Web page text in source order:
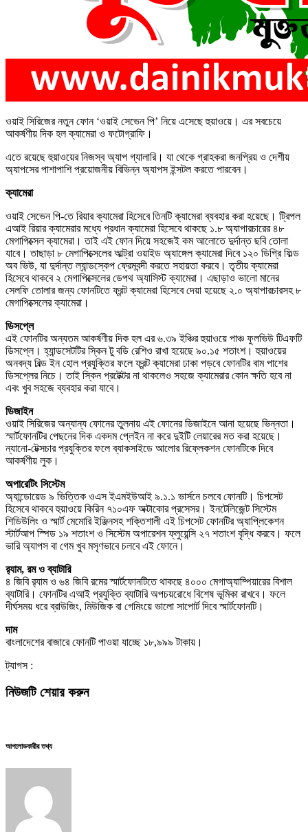
ওয়াই সিরিজের নতুন ফোন ‘ওয়াই সেভেন পি’ নিয়ে এসেছে হুয়াওয়ে। এর সবচেয়ে
আকর্ষণীয় দিক হল ক্যামেরা ও ফটোগ্রাফি।
এতে রয়েছে হুয়াওয়ের নিজস্ব অ্যাপ গ্যালারি। যা থেকে গ্রাহকরা জনপ্রিয় ও দেশীয়
অ্যাপসের পাশাপাশি প্রয়োজনীয় বিভিন্ন অ্যাপস ইন্সটল করতে পারবেন।
ক্যামেরা
ওয়াই সেভেন পি-তে রিয়ার ক্যামেরা হিসেবে তিনটি ক্যামেরা ব্যবহার করা হয়েছে। ট্রিপল
এআই রিয়ার ক্যামেরার মধ্যে প্রধান ক্যামেরা হিসেবে থাকছে ১.৮ অ্যাপারচারের ৪৮
মেগাপিক্সেল ক্যামেরা। তাই এই ফোন দিয়ে সহজেই কম আলোতে দুর্দান্ত ছবি তোলা
যাবে। তাছাড়া ৮ মেগাপিক্সেলের আল্ট্রা ওয়াইড অ্যাঙ্গেল ক্যামেরা দিবে ১২০ ডিগ্রি ফিল্ড
অব ভিউ, যা দুর্দান্ত ল্যান্ডস্কেপ ফ্রেমবন্দী করতে সহায়তা করবে। তৃতীয় ক্যামেরা
হিসেবে থাকবে ২ মেগাপিক্সেলের ডেপথ অ্যাসিস্ট ক্যামেরা। এছাড়াও ভালো মানের
সেলফি তোলার জন্য ফোনটিতে ফ্রন্ট ক্যামেরা হিসেবে দেয়া হয়েছে ২.০ অ্যাপারচারসহ ৮
মেগাপিক্সেলের ক্যামেরা।
ডিসপ্লে
এই ফোনটির অন্যতম আকর্ষণীয় দিক হল এর ৬.৩৯ ইঞ্চির হুয়াওয়ে পাঞ্চ ফুলভিউ টিএফটি
ডিসপ্লে। হ্যান্ডসেটটির স্কিন টু বডি রেশিও রাখা হয়েছে ৯০.১৫ শতাংশ। হুয়াওয়ের
অনবদ্য বিল্ড ইন হোল প্রযুক্তির ফলে ফ্রন্ট ক্যামেরা ঢাকা পড়বে ফোনটির বাম পাশের
ডিসপ্লের নিচে। তাই স্কিন প্রটেক্টর না থাকলেও সহজে ক্যামেরার কোন ক্ষতি হবে না
এবং খুব সহজে ব্যবহার করা যাবে।
ডিজাইন
ওয়াই সিরিজের অন্যান্য ফোনের তুলনায় এই ফোনের ডিজাইনে আনা হয়েছে ভিন্নতা।
স্মার্টফোনটির পেছনের দিক একদম প্লেইন না করে দুইটি লেয়ারের মত করা হয়েছে।
ন্যানো-টেক্সচার প্রযুক্তির ফলে ব্যাকসাইডে আলোর রিফ্লেকশন ফোনটিকে দিবে
আকর্ষণীয় লুক।
অপারেটিং সিস্টেম
অ্যান্ডোয়েড ৯ ভিত্তিক ওএস ইএমইউআই ৯.১.১ ভার্সনে চলবে ফোনটি। চিপসেট
হিসেবে থাকবে হুয়াওয়ে কিরিন ৭১০এফ অক্টাকোর প্রসেসর। ইনটেলিজেন্ট সিস্টেম
শিডিউলিং ও স্মার্ট মেমোরি ইঞ্জিনসহ শক্তিশালী এই চিপসেট ফোনটির অ্যাপ্লিকেশন
স্টার্টআপ স্পিড ১৯ শতাংশ ও সিস্টেম অপারেশন ফ্লুয়েন্সি ২৭ শতাংশ বৃদ্ধি করবে। ফলে
ভারি অ্যাপস বা গেম খুব মসৃণভাবে চলবে এই ফোনে।
র‌্যাম, রম ও ব্যাটারি
৪ জিবি র‌্যাম ও ৬৪ জিবি রমের স্মার্টফোনটিতে থাকছে ৪০০০ মেগাঅ্যাম্পিয়ারের বিশাল
ব্যাটারি। ফোনটির এআই প্রযুক্তি ব্যাটারি অপচয়রোধে বিশেষ ভূমিকা রাখবে। ফলে
দীর্ঘসময় ধরে ব্রাউজিং, মিউজিক বা গেমিংয়ে ভালো সাপোর্ট দিবে স্মার্টফোনটি।
দাম
বাংলাদেশের বাজারে ফোনটি পাওয়া যাচ্ছে ১৮,৯৯৯ টাকায়।
ট্যাগস :
নিউজটি শেয়ার করুন
আপলোডকারীর তথ্য